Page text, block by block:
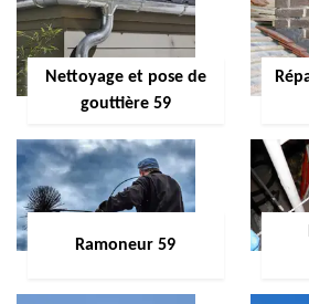
Nettoyage et pose de
gouttière 59
Ramoneur 59